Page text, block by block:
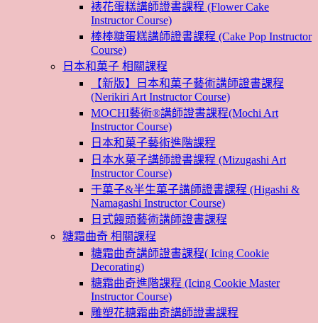
裱花蛋糕講師證書課程 (Flower Cake
Instructor Course)
棒棒糖蛋糕講師證書課程 (Cake Pop Instructor
Course)
日本和菓子 相關課程
【新版】日本和菓子藝術講師證書課程
(Nerikiri Art Instructor Course)
MOCHI藝術®講師證書課程(Mochi Art
Instructor Course)
日本和菓子藝術進階課程
日本水菓子講師證書課程 (Mizugashi Art
Instructor Course)
干菓子&半生菓子講師證書課程 (Higashi &
Namagashi Instructor Course)
日式饅頭藝術講師證書課程
糖霜曲奇 相關課程
糖霜曲奇講師證書課程( Icing Cookie
Decorating)
糖霜曲奇進階課程 (Icing Cookie Master
Instructor Course)
雕塑花糖霜曲奇講師證書課程